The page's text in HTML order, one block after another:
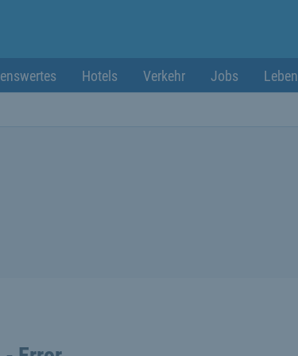
Hotels Verkehr Jobs Leben